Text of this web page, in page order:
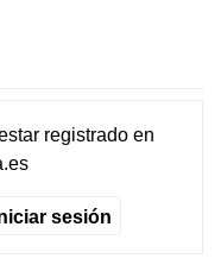
registradoen
sesión